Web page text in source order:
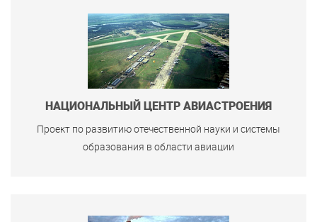
НАЦИОНАЛЬНЫЙ ЦЕНТР АВИАСТРОЕНИЯ
Проект по развитию отечественной науки и системы
образования в области авиации